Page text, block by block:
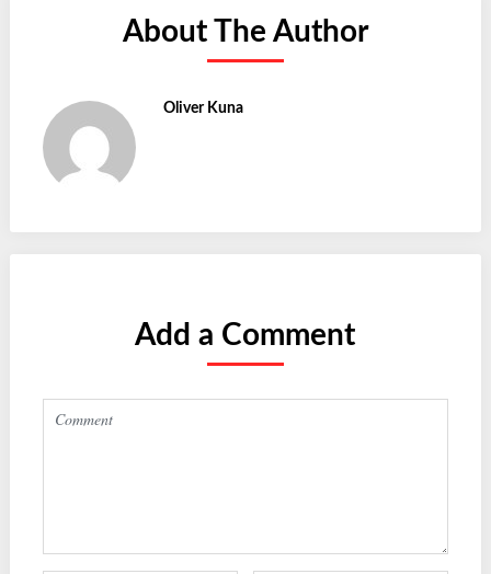
About The Author
Oliver Kuna
Add a Comment